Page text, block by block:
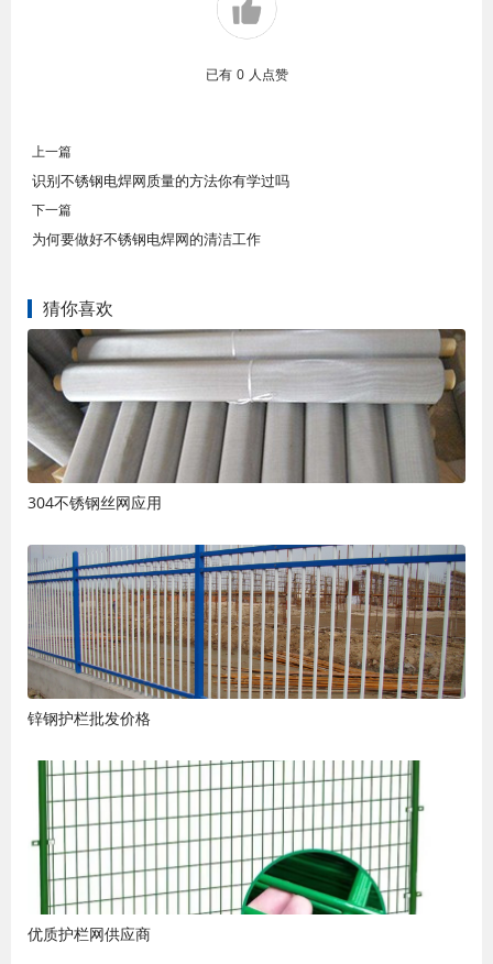
已有 0 人点赞
上一篇
识别不锈钢电焊网质量的方法你有学过吗
下一篇
为何要做好不锈钢电焊网的清洁工作
猜你喜欢
304不锈钢丝网应用
锌钢护栏批发价格
优质护栏网供应商